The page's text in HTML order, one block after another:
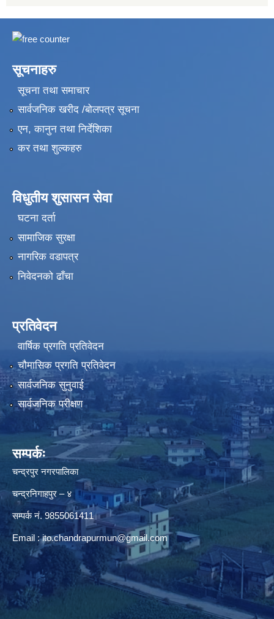
सूचनाहरु
सूचना तथा समाचार
सार्वजनिक खरीद /बोलपत्र सूचना
एन, कानुन तथा निर्देशिका
कर तथा शुल्कहरु
विधुतीय शुसासन सेवा
घटना दर्ता
सामाजिक सुरक्षा
नागरिक वडापत्र
निवेदनको ढाँचा
प्रतिवेदन
वार्षिक प्रगति प्रतिवेदन
चौमासिक प्रगति प्रतिवेदन
सार्वजनिक सुनुवाई
सार्वजनिक परीक्षण
सम्पर्कः
चन्द्रपुर नगरपालिका
चन्द्रनिगाहपुर – ४
सम्पर्क नं. 9855061411
Email :ito.chandrapurmun@gmail.com